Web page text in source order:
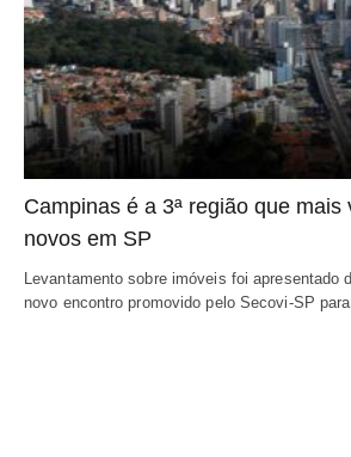
Campinas é a 3ª região que mais
novos em SP
Levantamento sobre imóveis foi apresentado
novo encontro promovido pelo Secovi-SP